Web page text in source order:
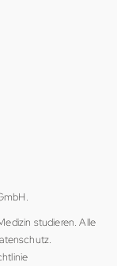
studieren. Alle
.